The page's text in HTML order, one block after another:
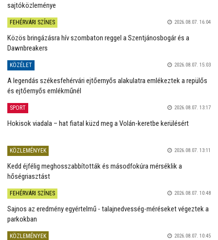
sajtóközleménye
FEHÉRVÁRI SZÍNES 2026.08.07. 16:04
Közös bringázásra hív szombaton reggel a Szentjánosbogár és a
Dawnbreakers
KÖZÉLET 2026.08.07. 15:03
A legendás székesfehérvári ejtőernyős alakulatra emlékeztek a repülős
és ejtőernyős emlékműnél
SPORT 2026.08.07. 13:17
Hokisok viadala – hat fiatal küzd meg a Volán-keretbe kerülésért
KÖZLEMÉNYEK 2026.08.07. 13:11
Kedd éjfélig meghosszabbították és másodfokúra mérséklik a
hőségriasztást
FEHÉRVÁRI SZÍNES 2026.08.07. 10:48
Sajnos az eredmény egyértelmű - talajnedvesség-méréseket végeztek a
parkokban
KÖZLEMÉNYEK 2026.08.07. 10:45